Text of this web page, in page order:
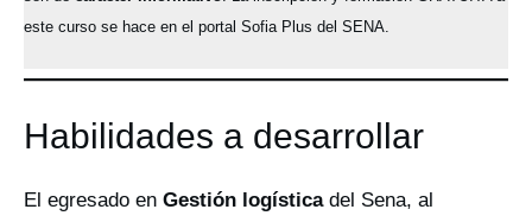
este curso se hace en el portal Sofia Plus del SENA.
Habilidades a desarrollar
El egresado en Gestión logísticadel Sena, al